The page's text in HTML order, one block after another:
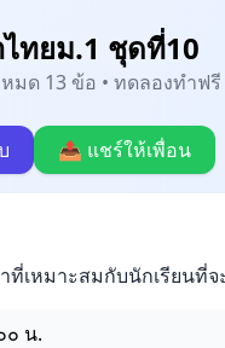
ทยม.1 ชุดที่10
มด 13 ข้อ • ทดลองทำฟ
📤 แชร์ให้เพื่อน
ที่เหมาะสมกับนักเรียนที่
๐ น.